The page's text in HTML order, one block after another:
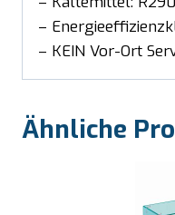
–
– KEIN Vor-Ort
Ähnliche